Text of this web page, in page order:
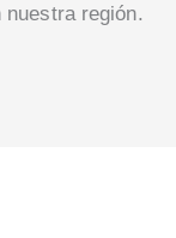
nuestra región.